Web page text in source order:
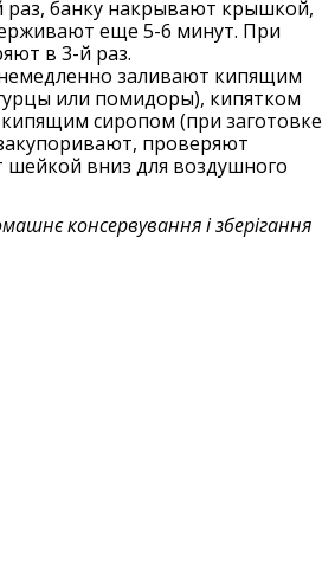
банку накрывают крышкой,
еще 5-6 минут. При
в 3-й раз.
заливают кипящим
или помидоры), кипятком
сиропом (при заготовке
проверяют
шейкой вниз для воздушного
консервування і зберігання